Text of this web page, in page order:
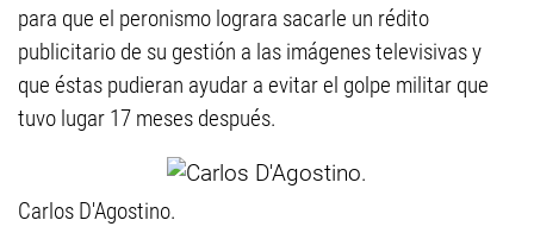
para que el peronismo lograra sacarle un rédito
publicitario de su gestión a las imágenes televisivas y
que éstas pudieran ayudar a evitar el golpe militar que
tuvo lugar 17 meses después.
Carlos D'Agostino.